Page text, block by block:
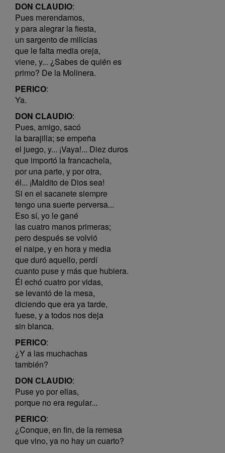
DON CLAUDIO:
Pues merendamos,
y para alegrar la fiesta,
un sargento de milicias
que le falta media oreja,
viene, y... ¿Sabes de quién es
primo? De la Molinera.
PERICO:
Ya.
DON CLAUDIO:
Pues, amigo, sacó
la barajilla; se empeña
el juego, y... ¡Vaya!... Diez duros
que importó la francachela,
por una parte, y por otra,
él... ¡Maldito de Dios sea!
Si en el sacanete siempre
tengo una suerte perversa...
Eso sí, yo le gané
las cuatro manos primeras;
pero después se volvió
el naipe, y en hora y media
que duró aquello, perdí
cuanto puse y más que hubiera.
Él echó cuatro por vidas,
se levantó de la mesa,
diciendo que era ya tarde,
fuese, y a todos nos deja
sin blanca.
PERICO:
¿Y a las muchachas
también?
DON CLAUDIO:
Puse yo por ellas,
porque no era regular...
PERICO:
¿Conque, en fin, de la remesa
que vino, ya no hay un cuarto?